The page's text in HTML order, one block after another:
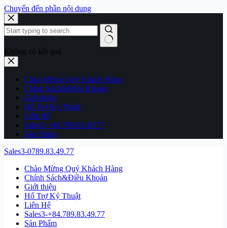
Chuyển đến phần nội dung
Không có kết quả
Chào Mừng Quý Khách Hàng
Chính Sách&Điều Khoản
Giới thiệu
Hổ Trợ Kỷ Thuật
Liên Hệ
Sales3-+84.789.83.49.77
Sản Phẩm
Sales3-0789.83.49.77
Chào Mừng Quý Khách Hàng
Chính Sách&Điều Khoản
Giới thiệu
Hổ Trợ Kỷ Thuật
Liên Hệ
Sales3-+84.789.83.49.77
Sản Phẩm